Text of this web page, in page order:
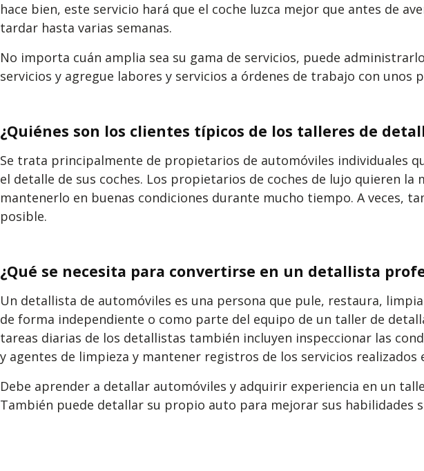
hace bien, este servicio hará que el coche luzca mejor que antes de
tardar hasta varias semanas.
No importa cuán amplia sea su gama de servicios, puede
servicios y agregue labores y servicios a órdenes de trabajo con unos
¿Quiénes son los clientes típicos de los talleres de
Se trata principalmente de propietarios de automóviles individuales
el detalle de sus coches. Los propietarios de coches de lujo quieren
mantenerlo en buenas condiciones durante mucho tiempo. A veces,
posible.
¿Qué se necesita para convertirse en un detallista
Un detallista de automóviles es una persona que pule, restaura,
de forma independiente o como parte del equipo de un taller de
tareas diarias de los detallistas también incluyen inspeccionar las
y agentes de limpieza y mantener registros de los servicios realizados
Debe aprender a detallar automóviles y adquirir experiencia en un
También puede detallar su propio auto para mejorar sus habilidades